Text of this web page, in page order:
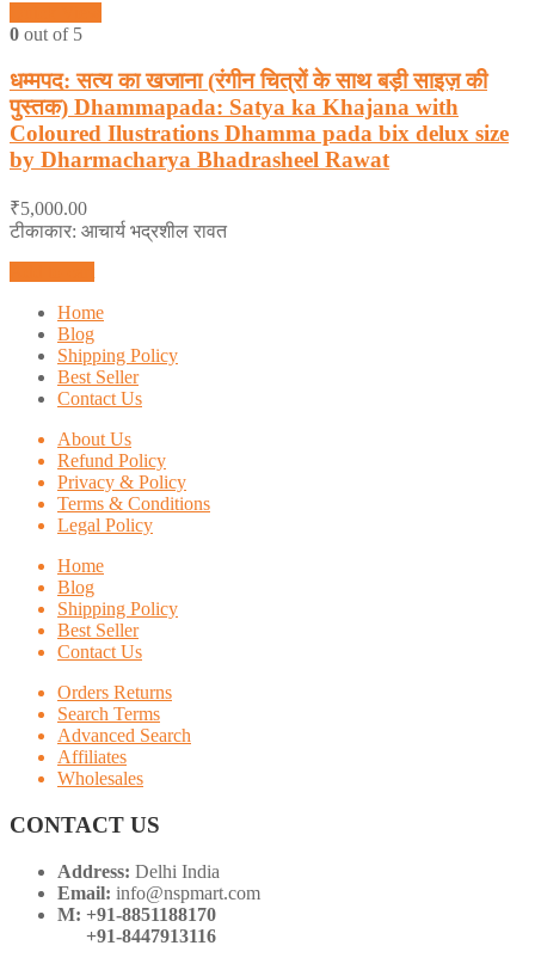
0 out of 5
धम्मपद: सत्य का खजाना (रंगीन चित्रों के साथ बड़ी साइज़ की
पुस्तक) Dhammapada: Satya ka Khajana with
Coloured Ilustrations Dhamma pada bix delux size
by Dharmacharya Bhadrasheel Rawat
₹5,000.00
टीकाकार: आचार्य भद्रशील रावत
Home
Blog
Shipping Policy
Best Seller
Contact Us
About Us
Refund Policy
Privacy & Policy
Terms & Conditions
Legal Policy
Home
Blog
Shipping Policy
Best Seller
Contact Us
Orders Returns
Search Terms
Advanced Search
Affiliates
Wholesales
CONTACT US
Address: Delhi India
Email: info@nspmart.com
M: +91-8851188170
+91-8447913116